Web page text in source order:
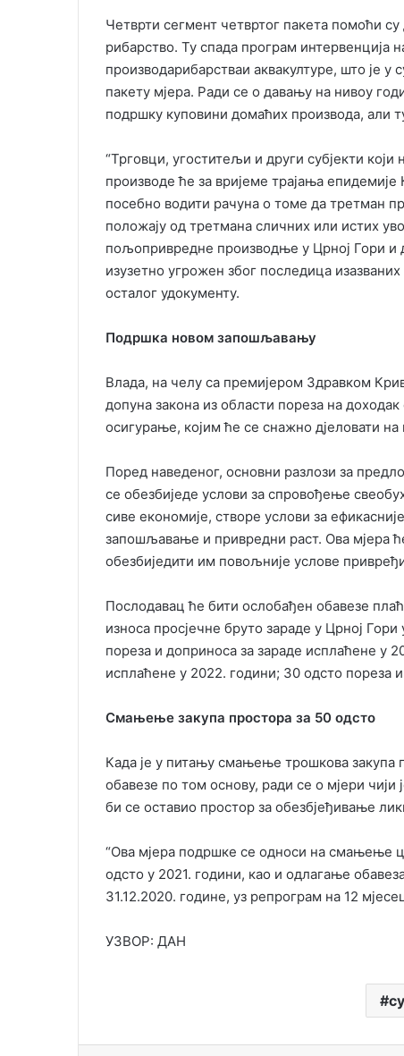
Четврти сегмент четвртог пакета помоћи
рибарство. Ту спада програм
производарибарстваи аквакултуре, што је у
пакету мјера. Ради се о давању на нивоу
подршку куповини домаћих производа, али
“Трговци, угоститељи и други субјекти
производе ће за вријеме трајања
посебно водити рачуна о томе да третман
положају од третмана сличних или истих
пољопривредне производње у Црној Гори и
изузетно угрожен због последица
осталог удокументу.
Подршка новом запошљавању
Влада, на челу са премијером Здравком
допуна закона из области пореза на
осигурање, којим ће се снажно дјеловати
Поред наведеног, основни разлози за
се обезбиједе услови за спровођење
сиве економије, створе услови за
запошљавање и привредни раст. Ова мјера
обезбиједити им повољније услове
Послодавац ће бити ослобађен обавезе
износа просјечне бруто зараде у Црној
пореза и доприноса за зараде исплаћене у
исплаћене у 2022. години; 30 одсто пореза
Смањење закупа простора за 50 одсто
Када је у питању смањење трошкова
обавезе по том основу, ради се о мјери
би се оставио простор за обезбјеђивање
“Ова мјера подршке се односи на смањење
одсто у 2021. години, као и одлагање
31.12.2020. године, уз репрограм на 12
УЗВОР: ДАН